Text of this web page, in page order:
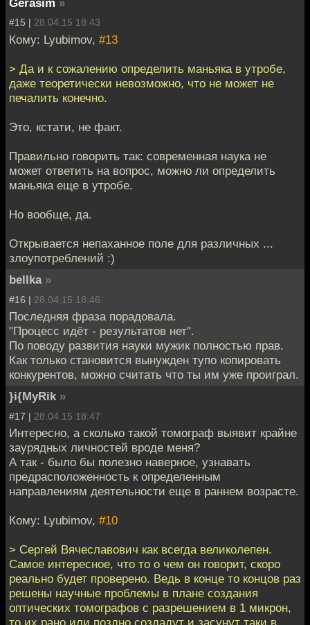
Gerasim »
#15 | 28.04.15 18:43
Кому: Lyubimov, #13
> Да и к сожалению определить маньяка в утробе,
даже теоретически невозможно, что не может не
печалить конечно.
Это, кстати, не факт.
Правильно говорить так: современная наука не
может ответить на вопрос, можно ли определить
маньяка еще в утробе.
Но вообще, да.
Открывается непаханное поле для различных ...
злоупотреблений :)
bellka »
#16 | 28.04.15 18:46
Последняя фраза порадовала.
"Процесс идёт - результатов нет".
По поводу развития науки мужик полностью прав.
Как только становится вынужден тупо копировать
конкурентов, можно считать что ты им уже проиграл.
}i{MyRik »
#17 | 28.04.15 18:47
Интересно, а сколько такой томограф выявит крайне
заурядных личностей вроде меня?
А так - было бы полезно наверное, узнавать
предрасположенность к определенным
направлениям деятельности еще в раннем возрасте.
Кому: Lyubimov, #10
> Сергей Вячеславович как всегда великолепен.
Самое интересное, что то о чем он говорит, скоро
реально будет проверено. Ведь в конце то концов раз
решены научные проблемы в плане создания
оптических томографов с разрешением в 1 микрон,